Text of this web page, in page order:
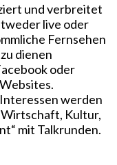
und verbreitet
live oder
Fernsehen
dienen
oder
werden
Kultur,
mit Talkrunden.